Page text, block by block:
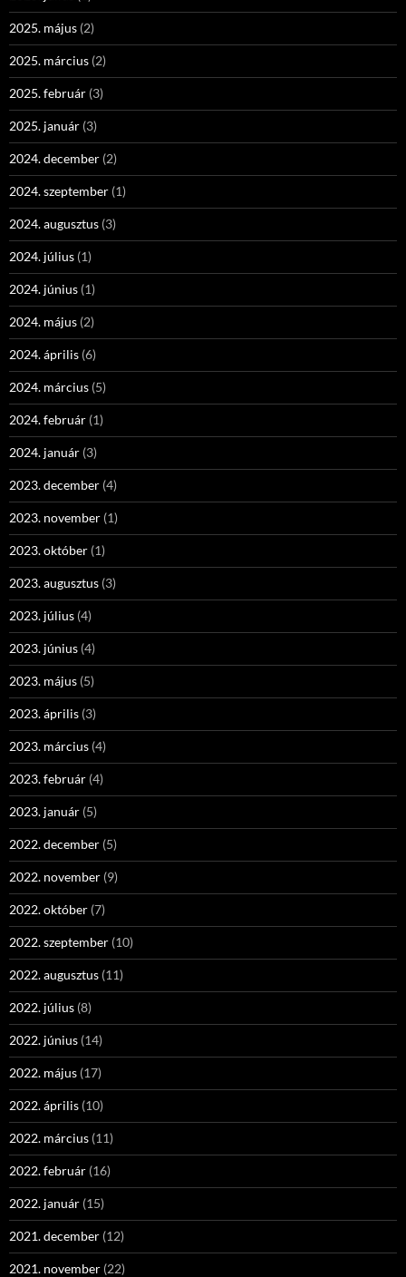
2025. május (2)
2025. március (2)
2025. február (3)
2025. január (3)
2024. december (2)
2024. szeptember (1)
2024. augusztus (3)
2024. július (1)
2024. június (1)
2024. május (2)
2024. április (6)
2024. március (5)
2024. február (1)
2024. január (3)
2023. december (4)
2023. november (1)
2023. október (1)
2023. augusztus (3)
2023. július (4)
2023. június (4)
2023. május (5)
2023. április (3)
2023. március (4)
2023. február (4)
2023. január (5)
2022. december (5)
2022. november (9)
2022. október (7)
2022. szeptember (10)
2022. augusztus (11)
2022. július (8)
2022. június (14)
2022. május (17)
2022. április (10)
2022. március (11)
2022. február (16)
2022. január (15)
2021. december (12)
2021. november (22)